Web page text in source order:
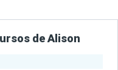
de Alison